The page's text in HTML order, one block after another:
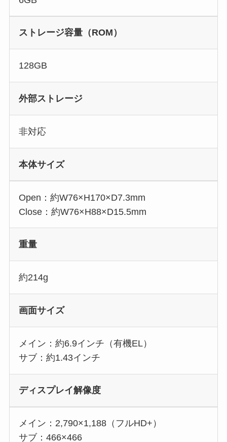
ストレージ容量（ROM）
128GB
外部ストレージ
非対応
本体サイズ
Open：約W76×H170×D7.3mm
Close：約W76×H88×D15.5mm
重量
約214g
画面サイズ
メイン：約6.9インチ（有機EL）
サブ：約1.43インチ
ディスプレイ解像度
メイン：2,790×1,188（フルHD+）
サブ：466×466